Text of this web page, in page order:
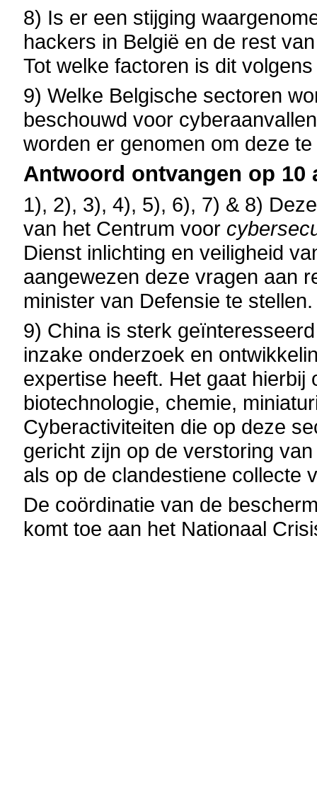
8) Is er een stijging
hackers in België en de rest
Tot welke factoren is dit
9) Welke Belgische sectoren
beschouwd voor
worden er genomen om deze
Antwoord ontvangen op 10
1), 2), 3), 4), 5), 6), 7) & 8)
van het Centrum voor
Dienst inlichting en veiligheid
aangewezen deze vragen aan
minister van Defensie te stellen.
9) China is sterk
inzake onderzoek en
expertise heeft. Het gaat
biotechnologie, chemie,
Cyberactiviteiten die op deze
gericht zijn op de verstoring
als op de clandestiene collecte
De coördinatie van de
komt toe aan het Nationaal